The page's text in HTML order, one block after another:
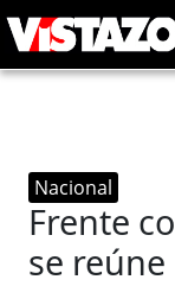
Nacional
Frente
se